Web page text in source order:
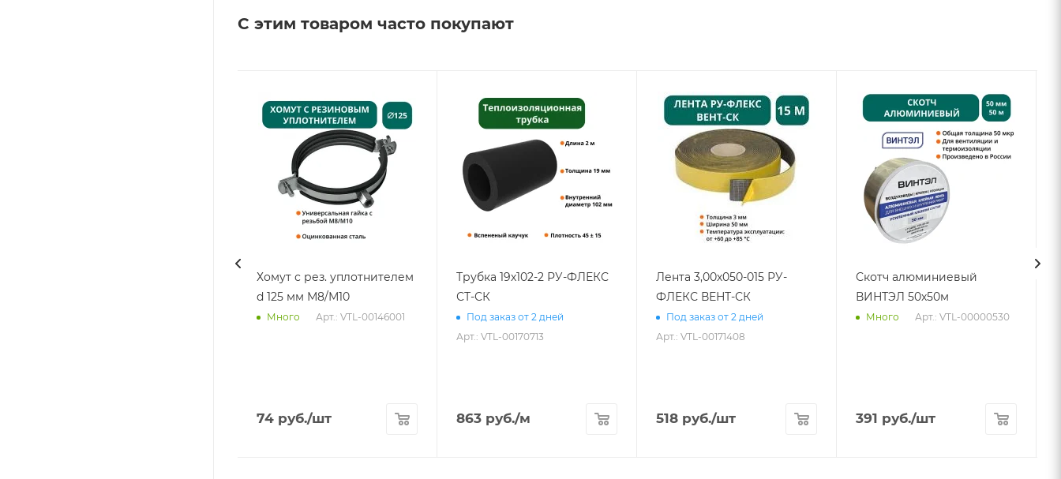
С этим товаром часто покупают
Хомут с рез. уплотнителем
d 125 мм М8/М10
Много Арт.: VTL-00146001
74 руб./шт
Трубка 19х102-2 РУ-ФЛЕКС
СТ-СК
Под заказ от 2 дней
Арт.: VTL-00170713
863 руб./м
Лента 3,00х050-015 РУ-
ФЛЕКС ВЕНТ-СК
Под заказ от 2 дней
Арт.: VTL-00171408
518 руб./шт
Скотч алюминиевый
ВИНТЭЛ 50х50м
Много Арт.: VTL-00000530
391 руб./шт